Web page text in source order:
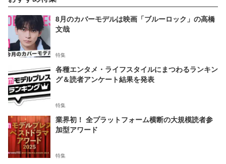
8月のカバーモデルは映画「ブルーロック」の高橋
文哉
特集
各種エンタメ・ライフスタイルにまつわるランキン
グ＆読者アンケート結果を発表
特集
業界初！ 全プラットフォーム横断の大規模読者参
加型アワード
特集